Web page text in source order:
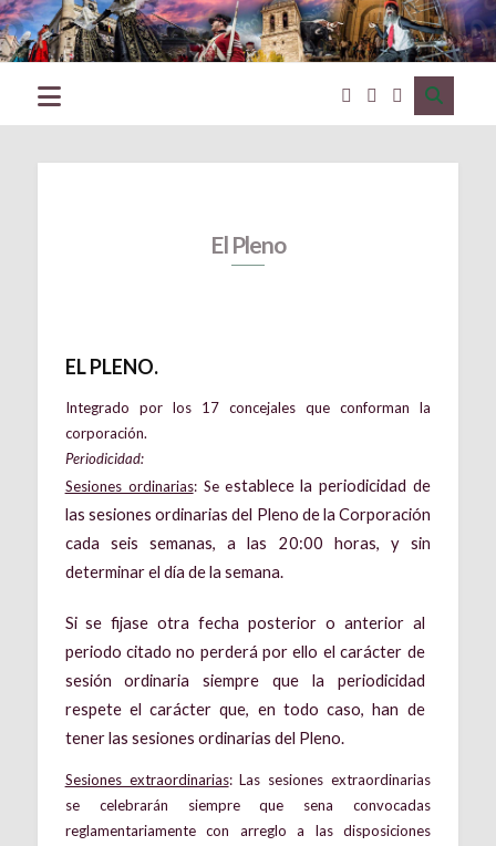
Excmo.
Ayuntamiento
Rodrigo
El Pleno
EL PLENO.
Integrado por los 17 concejales que conforman la
corporación.
Periodicidad:
Sesiones ordinarias: Se establece la periodicidad de
las sesiones ordinarias del Pleno de la Corporación
cada seis semanas, a las 20:00 horas, y sin
determinar el día de la semana.
Si se fijase otra fecha posterior o anterior al
periodo citado no perderá por ello el carácter de
sesión ordinaria siempre que la periodicidad
respete el carácter que, en todo caso, han de
tener las sesiones ordinarias del Pleno.
Sesiones extraordinarias: Las sesiones extraordinarias
se celebrarán siempre que sena convocadas
reglamentariamente con arreglo a las disposiciones